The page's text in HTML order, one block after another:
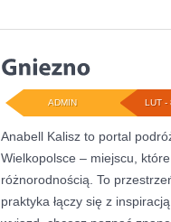
LUT -
ADMIN
Anabell Kalisz to portal
Wielkopolsce – miejscu,
różnorodnością. To
praktyka łączy się z